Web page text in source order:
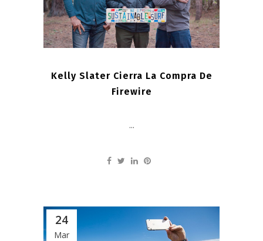
Kelly Slater Cierra La Compra De
Firewire
...
24
Mar